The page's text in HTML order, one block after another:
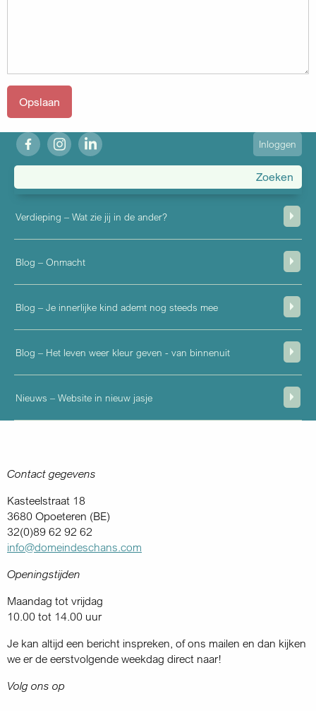
fb ig in
User
account
menu
Inloggen
Verdieping – Wat zie jij in de ander?
Blog – Onmacht
Blog – Je innerlijke kind ademt nog steeds mee
Blog – Het leven weer kleur geven - van binnenuit
Nieuws – Website in nieuw jasje
Contact gegevens
Kasteelstraat 18
3680 Opoeteren (BE)
32(0)89 62 92 62
info@domeindeschans.com
Openingstijden
Maandag tot vrijdag
10.00 tot 14.00 uur
Je kan altijd een bericht inspreken, of ons mailen en dan kijken
we er de eerstvolgende weekdag direct naar!
Volg ons op